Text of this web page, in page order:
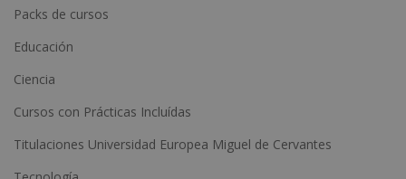
n
i
v
e
Packs de cursos
Educación
Ciencia
Cursos con Prácticas Incluídas
Titulaciones Universidad Europea Miguel de Cervantes